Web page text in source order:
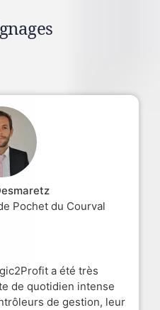
Pochet du Courval
a été très
de quotidien intense
de gestion, leur